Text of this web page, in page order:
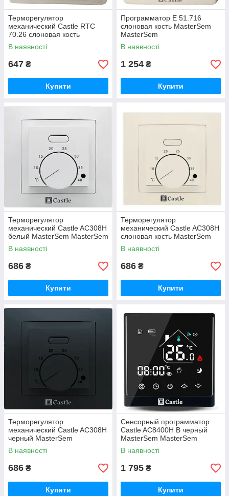
Терморегулятор
механический Castle RTC
70.26 слоновая кость
MasterSem MasterSem
В наявності
647 ₴
Купити
Программатор Е 51.716
слоновая кость MasterSem
MasterSem
В наявності
1 254 ₴
Купити
Терморегулятор
механический Castle AC308H
белый MasterSem MasterSem
В наявності
686 ₴
Купити
Терморегулятор
механический Castle AC308H
слоновая кость MasterSem
MasterSem
В наявності
686 ₴
Купити
Терморегулятор
механический Castle AC308H
черный MasterSem
MasterSem
В наявності
686 ₴
Купити
Сенсорный программатор
Castle AC8400H B черный
MasterSem MasterSem
В наявності
1 795 ₴
Купити